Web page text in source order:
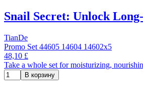
Snail Secret: Unlock
TianDe
Promo Set 44605 14604 14602x5
48,10 £
Take a whole set for moisturizing,
В корзину